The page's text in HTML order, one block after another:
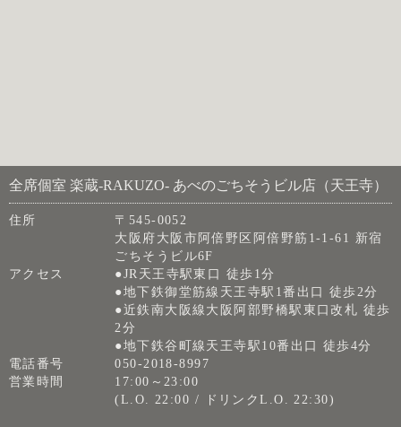
全席個室 楽蔵‐RAKUZO‐ あべのごちそうビル店（天王寺）
住所
〒545-0052
大阪府大阪市阿倍野区阿倍野筋1-1-61 新宿
ごちそうビル6F
アクセス
●JR天王寺駅東口 徒歩1分
●地下鉄御堂筋線天王寺駅1番出口 徒歩2分
●近鉄南大阪線大阪阿部野橋駅東口改札 徒歩
2分
●地下鉄谷町線天王寺駅10番出口 徒歩4分
電話番号
050-2018-8997
営業時間
17:00～23:00
(L.O. 22:00 / ドリンクL.O. 22:30)